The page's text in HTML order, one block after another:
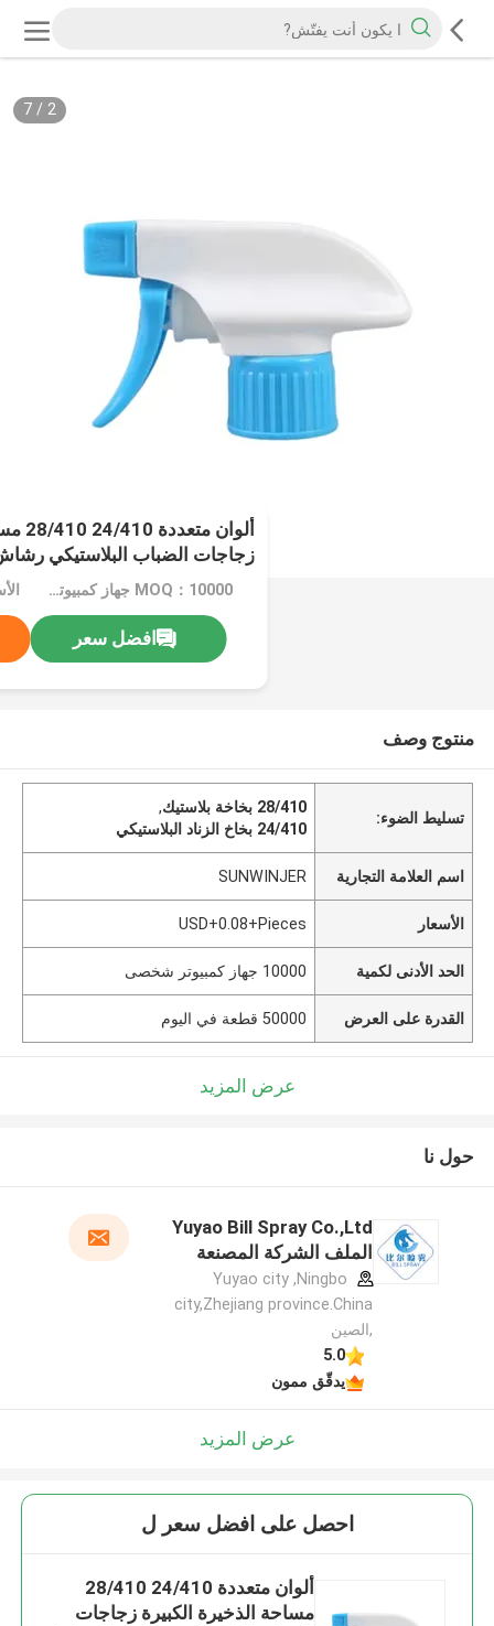
2
/
7
زجاجات الضباب البلاستيكي
MOQ：10000 جهاز كمبيوتر شخصى
افضل سعر
منتوج وصف
تسليط الضوء:
28/410 بخاخة بلاستيك
,
24/410 بخاخ الزناد البلاستيكي
اسم العلامة التجارية SUNWINJER
الأسعار USD+0.08+Pieces
الحد الأدنى لكمية 10000 جهاز كمبيوتر شخصى
القدرة على العرض 50000 قطعة في اليوم
عرض المزيد
حول نا
Yuyao Bill Spray Co.,Ltd
الملف الشركة المصنعة
Yuyao city ,Ningbo
city,Zhejiang province.China
,الصين
5.0
يدقّق ممون
عرض المزيد
احصل على افضل سعر ل
ألوان متعددة 24/410 28/410
مساحة الذخيرة الكبيرة زجاجات